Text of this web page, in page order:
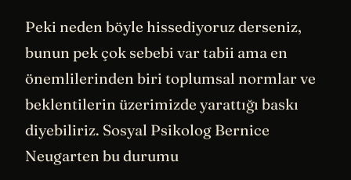
Peki neden böyle hissediyoruz derseniz,
bunun pek çok sebebi var tabii ama en
önemlilerinden biri toplumsal normlar ve
beklentilerin üzerimizde yarattığı baskı
diyebiliriz. Sosyal Psikolog Bernice
Neugarten bu durumu